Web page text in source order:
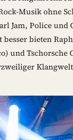
Musik ohne
Jam, Police und
bieten
und